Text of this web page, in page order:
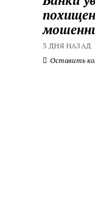
3 ДНЯ НАЗАД
Оставить